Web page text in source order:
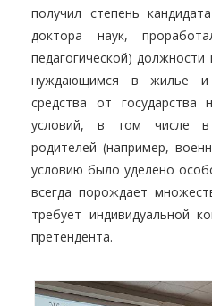
получил степень
доктора наук,
педагогической)
нуждающимся в жилье и
средства от
условий, в том числе в
родителей (например,
условию было уделено
всегда порождает
требует индивидуальной
претендента.